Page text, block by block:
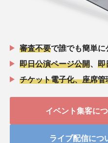
審査不要で誰でも簡単に
即日公演ページ公開
即
チケット電子化、座席
イベント集客に
ライブ配信につ